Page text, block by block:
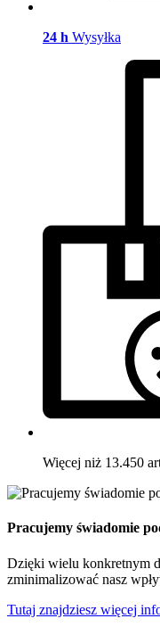
24 h Wysyłka
Więcej niż 13.450
Pracujemy świadomie
Dzięki wielu konkretnym
zminimalizować nasz
Tutaj znajdziesz więcej